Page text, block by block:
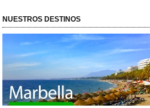
NUESTROS DESTINOS